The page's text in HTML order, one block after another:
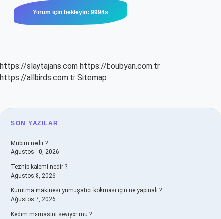
https://slaytajans.com https://boubyan.com.tr
https://allbirds.com.tr Sitemap
SIDEBAR
SON YAZILAR
Mubim nedir ?
Ağustos 10, 2026
Tezhip kalemi nedir ?
Ağustos 8, 2026
Kurutma makinesi yumuşatıcı kokması için ne yapmalı ?
Ağustos 7, 2026
Kedim mamasını seviyor mu ?